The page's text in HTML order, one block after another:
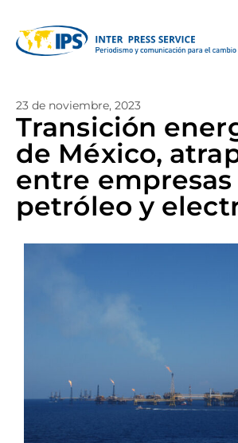
23 de noviembre, 2023
Transición
de México,
entre empresas
petróleo y